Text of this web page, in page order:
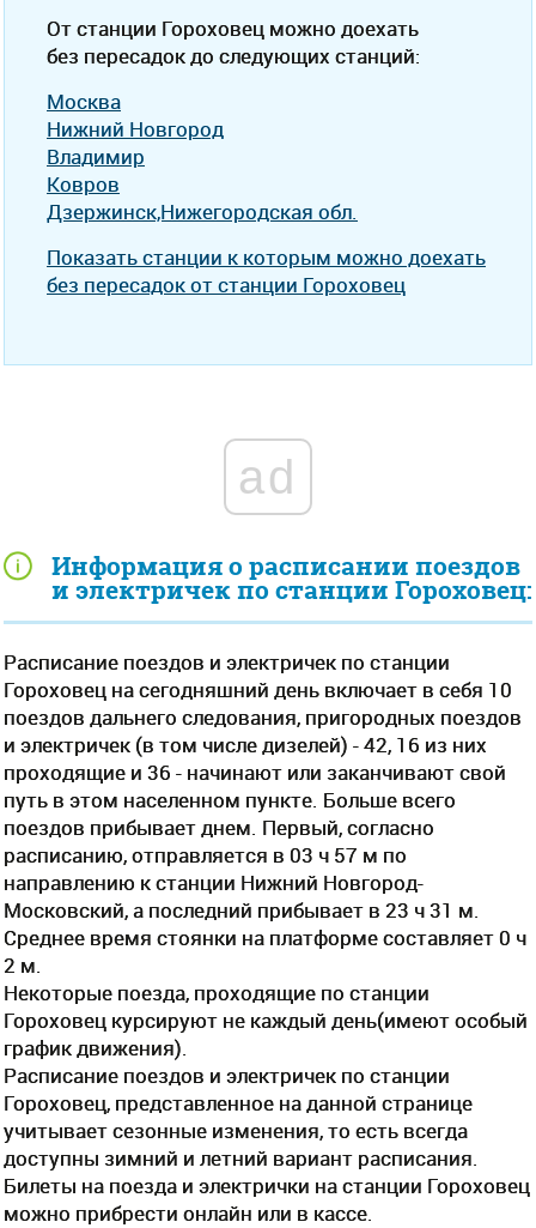
Информация о расписании поездов
и электричек по станции Гороховец:
Расписание поездов и электричек по станции
Гороховец на сегодняшний день включает в себя 10
поездов дальнего следования, пригородных поездов
и электричек (в том числе дизелей) - 42, 16 из них
проходящие и 36 - начинают или заканчивают свой
путь в этом населенном пункте. Больше всего
поездов прибывает днем. Первый, согласно
расписанию, отправляется в 03 ч 57 м по
направлению к станции Нижний Новгород-
Московский, а последний прибывает в 23 ч 31 м.
Среднее время стоянки на платформе составляет 0 ч
2 м.
Некоторые поезда, проходящие по станции
Гороховец курсируют не каждый день(имеют особый
график движения).
Расписание поездов и электричек по станции
Гороховец, представленное на данной странице
учитывает сезонные изменения, то есть всегда
доступны зимний и летний вариант расписания.
Билеты на поезда и электрички на станции Гороховец
можно прибрести онлайн или в кассе.
От станции Гороховец можно доехать
без пересадок до следующих станций:
Москва
Нижний Новгород
Владимир
Ковров
Дзержинск,Нижегородская обл.
Показать станции к которым можно доехать
без пересадок от станции Гороховец
ad